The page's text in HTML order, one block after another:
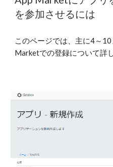
を参加させるには
このページでは、主に4～
Marketでの登録について詳